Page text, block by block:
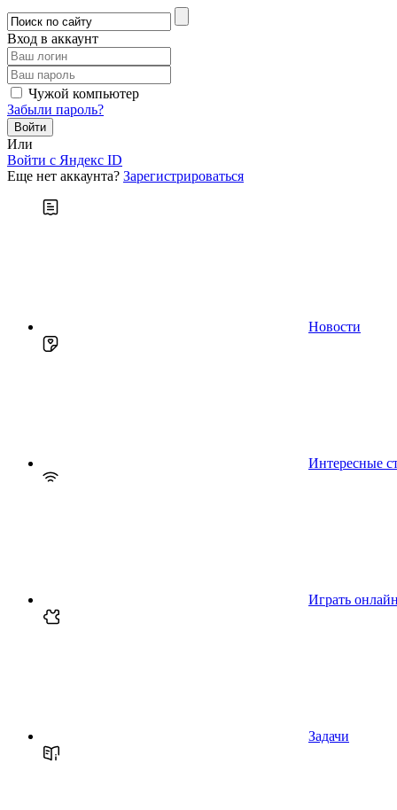
Вход в аккаунт
Чужой компьютер
Забыли пароль?
Или
Войти c Яндекс ID
Еще нет аккаунта? Зарегистрироваться
Новости
Интересные
Играть онлайн
Задачи